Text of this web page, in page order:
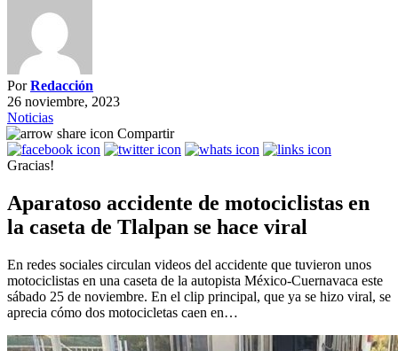
PorRedacción
26 noviembre, 2023
Noticias
Compartir
Gracias!
Aparatoso accidente de motociclistas en
la caseta de Tlalpan se hace viral
En redes sociales circulan videos del accidente que tuvieron unos
motociclistas en una caseta de la autopista México-Cuernavaca este
sábado 25 de noviembre. En el clip principal, que ya se hizo viral, se
aprecia cómo dos motocicletas caen en…